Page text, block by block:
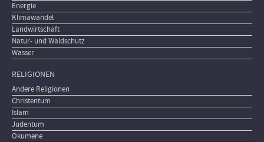
Energie
Klimawandel
Landwirtschaft
Natur- und Waldschutz
Wasser
RELIGIONEN
Andere Religionen
Christentum
Islam
Judentum
Ökumene